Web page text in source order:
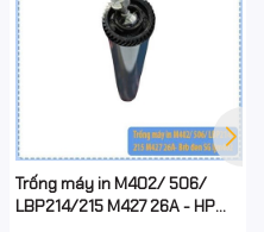
Trống máy in M402/ 506/
LBP214/215 M427 26A - HP